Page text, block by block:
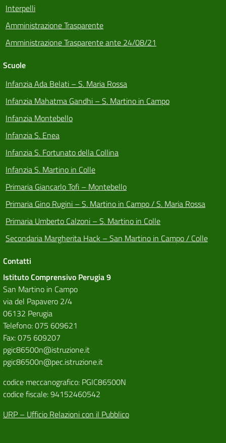
Interpelli
Amministrazione Trasparente
Amministrazione Trasparente ante 24/08/21
Scuole
Infanzia Ada Belati – S. Maria Rossa
Infanzia Mahatma Gandhi – S. Martino in Campo
Infanzia Montebello
Infanzia S. Enea
Infanzia S. Fortunato della Collina
Infanzia S. Martino in Colle
Primaria Giancarlo Tofi – Montebello
Primaria Gino Rugini – S. Martino in Campo / S. Maria Rossa
Primaria Umberto Calzoni – S. Martino in Colle
Secondaria Margherita Hack – San Martino in Campo / Colle
Contatti
Istituto Comprensivo Perugia 9
San Martino in Campo
via del Papavero 2/4
06132 Perugia
Telefono: 075 609621
Fax: 075 609207
pgic86500n@istruzione.it
pgic86500n@pec.istruzione.it
codice meccanografico: PGIC86500N
codice fiscale: 94152460542
URP – Ufficio Relazioni con il Pubblico